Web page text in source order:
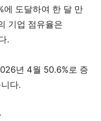
도달하여 한 달 만
기업 점유율은
.
년 4월 50.6%로 증
다.